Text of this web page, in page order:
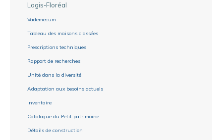
Logis-Floréal
Vademecum
Tableau des maisons classées
Prescriptions techniques
Rapport de recherches
Unité dans la diversité
Adaptation aux besoins actuels
Inventaire
Catalogue du Petit patrimoine
Détails de construction